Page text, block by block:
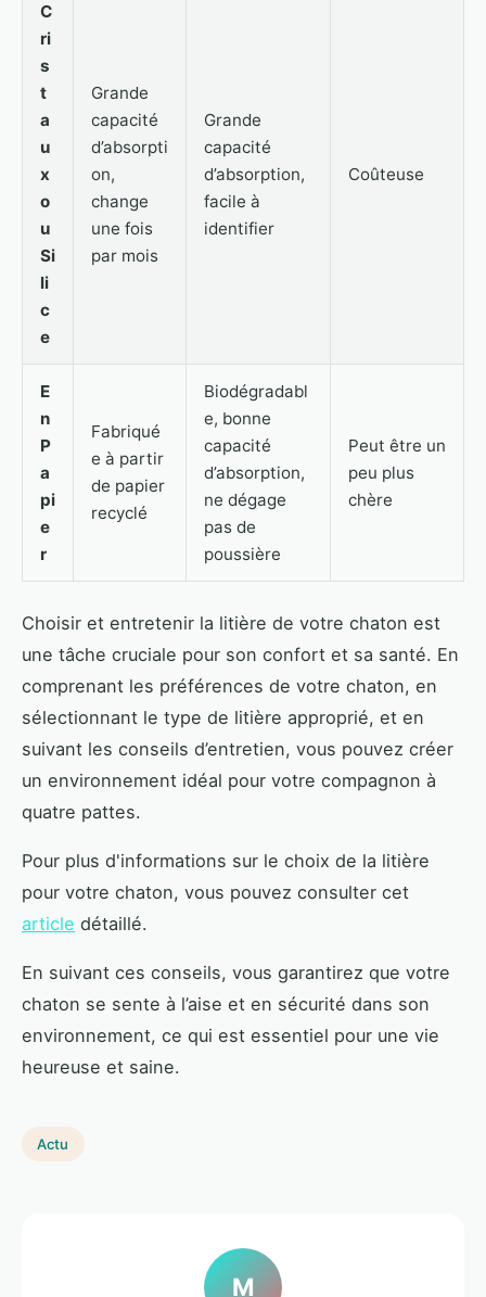
C
ri
s
t
a
u
x
o
u
Si
li
c
e
Grande
capacité
d’absorpti
on,
change
une fois
par mois
Grande
capacité
d’absorption,
facile à
identifier
Coûteuse
E
n
P
a
pi
e
r
Fabriqué
e à partir
de papier
recyclé
Biodégradabl
e, bonne
capacité
d’absorption,
ne dégage
pas de
poussière
Peut être un
peu plus
chère
Choisir et entretenir la litière de votre chaton est
une tâche cruciale pour son confort et sa santé. En
comprenant les préférences de votre chaton, en
sélectionnant le type de litière approprié, et en
suivant les conseils d’entretien, vous pouvez créer
un environnement idéal pour votre compagnon à
quatre pattes.
Pour plus d'informations sur le choix de la litière
pour votre chaton, vous pouvez consulter cet
article détaillé.
En suivant ces conseils, vous garantirez que votre
chaton se sente à l’aise et en sécurité dans son
environnement, ce qui est essentiel pour une vie
heureuse et saine.
Actu
M